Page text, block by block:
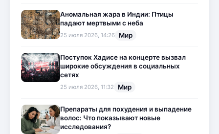
Аномальная жара в Индии: Птицы
падают мертвыми с неба
25 июля 2026, 14:26 Мир
Поступок Хадисе на концерте вызвал
широкие обсуждения в социальных
сетях
25 июля 2026, 11:32 Мир
Препараты для похудения и выпадение
волос: Что показывают новые
исследования?